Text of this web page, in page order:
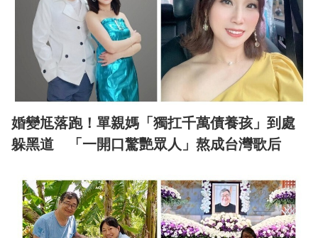
婚變尪落跑！單親媽「獨扛千萬債養孩」到處
躲黑道 「一開口驚艷眾人」熬成台灣歌后